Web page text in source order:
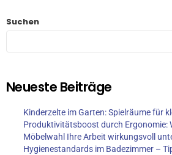
Suchen
Neueste Beiträge
Kinderzelte im Garten: Spielräume für
Produktivitätsboost durch Ergonomie:
Möbelwahl Ihre Arbeit wirkungsvoll
Hygienestandards im Badezimmer –